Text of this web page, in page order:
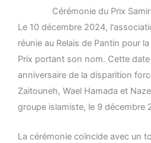
Cérémonie du Prix
Le 10 décembre 2024,
réunie au Relais de Pantin pour
Prix portant son nom. Cette
anniversaire de la disparition
Zaitouneh, Wael Hamada et
groupe islamiste, le 9 décembre
La cérémonie coïncide avec un